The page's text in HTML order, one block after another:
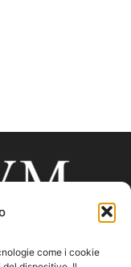
come i cookie